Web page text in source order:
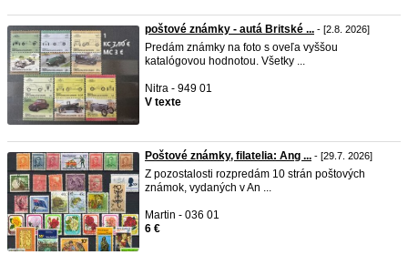
poštové známky - autá Britské ... - [2.8. 2026]
Predám známky na foto s oveľa vyššou
katalógovou hodnotou. Všetky ...
Nitra - 949 01
V texte
Poštové známky, filatelia: Ang ... - [29.7. 2026]
Z pozostalosti rozpredám 10 strán poštových
známok, vydaných v An ...
Martin - 036 01
6 €